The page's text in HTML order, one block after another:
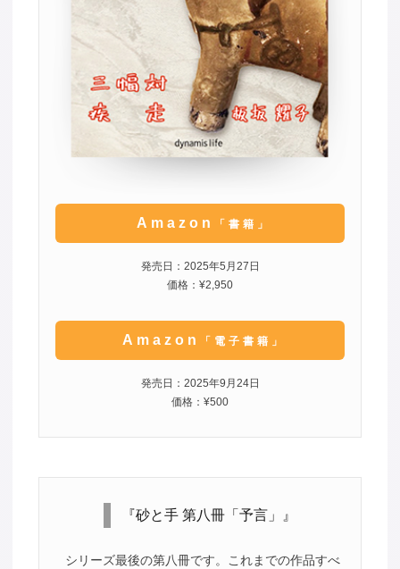
Amazon 「書籍」
発売日：2025年5月27日
価格：¥2,950
Amazon 「電子書籍」
発売日：2025年9月24日
価格：¥500
『砂と手 第八冊「予言」』
シリーズ最後の第八冊です。これまでの作品すべ